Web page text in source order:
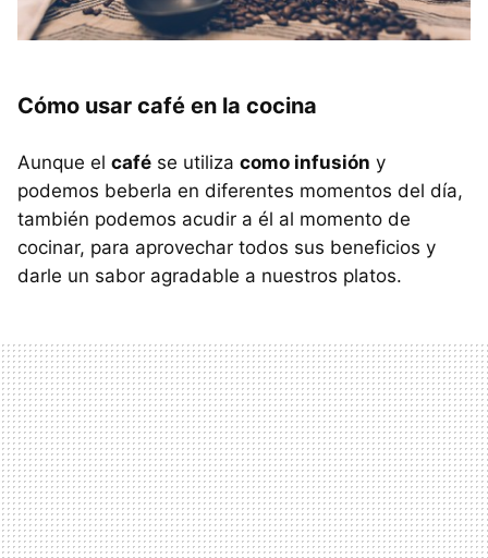
Cómo usar café en la cocina
Aunque el café se utiliza como infusión y
podemos beberla en diferentes momentos del día,
también podemos acudir a él al momento de
cocinar, para aprovechar todos sus beneficios y
darle un sabor agradable a nuestros platos.